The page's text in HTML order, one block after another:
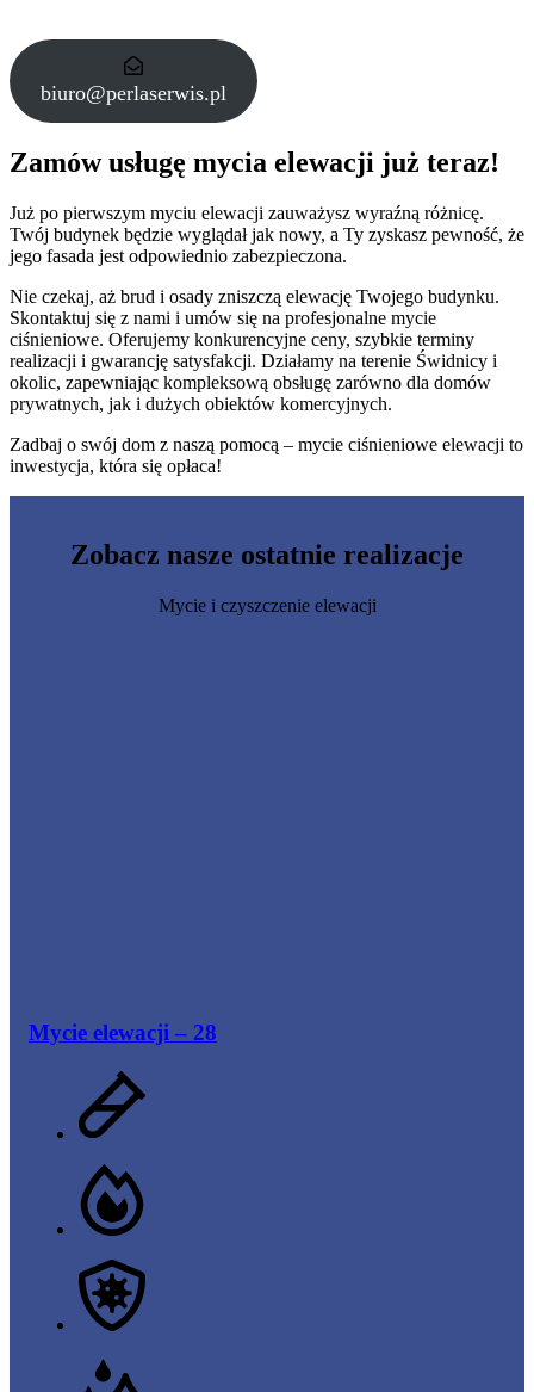
biuro@perlaserwis.pl
Zamów usługę mycia elewacji już teraz!
Już po pierwszym myciu elewacji zauważysz wyraźną różnicę.
Twój budynek będzie wyglądał jak nowy, a Ty zyskasz pewność, że
jego fasada jest odpowiednio zabezpieczona.
Nie czekaj, aż brud i osady zniszczą elewację Twojego budynku.
Skontaktuj się z nami i umów się na profesjonalne mycie
ciśnieniowe. Oferujemy konkurencyjne ceny, szybkie terminy
realizacji i gwarancję satysfakcji. Działamy na terenie Świdnicy i
okolic, zapewniając kompleksową obsługę zarówno dla domów
prywatnych, jak i dużych obiektów komercyjnych.
Zadbaj o swój dom z naszą pomocą – mycie ciśnieniowe elewacji to
inwestycja, która się opłaca!
Zobacz nasze ostatnie realizacje
Mycie i czyszczenie elewacji
Mycie elewacji – 28